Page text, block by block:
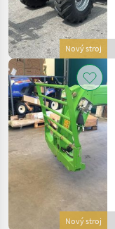
Nový stroj
Nový stroj